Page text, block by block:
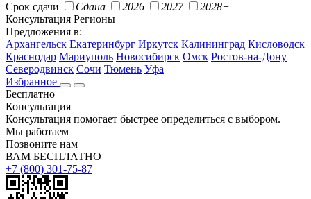
Срок сдачи
Сдана 2026 2027
2028+
Консультация Регионы
Предложения в:
Архангельск Екатеринбург Иркутск Калининград Кисловодск
Краснодар Мариуполь Новосибирск Омск Ростов-на-Дону
Северодвинск Сочи Тюмень Уфа
Избранное
Бесплатно
Консультация
Консультация помогает быстрее определиться с выбором.
Мы работаем
Позвоните нам
ВАМ БЕСПЛАТНО
+7 (800) 301-75-87